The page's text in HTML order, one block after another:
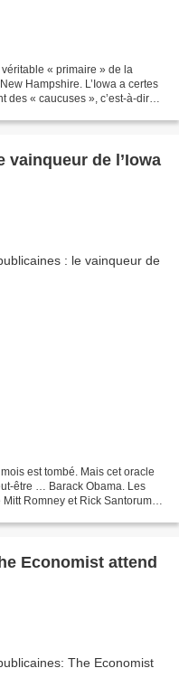
« primaire » de la
Hampshire. L’Iowa a certes
« caucuses », c’est-à-dire
vainqueur de l’Iowa
est tombé. Mais cet oracle
être … Barack Obama. Les
Romney et Rick Santorum
Economist attend